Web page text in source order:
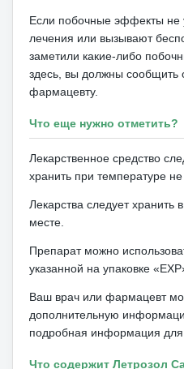
Если побочные эффекты не
лечения или вызывают
заметили какие-либо
здесь, вы должны сообщить
фармацевту.
Что еще нужно отметить?
Лекарственное средство
хранить при температуре
Лекарства следует хранить
месте.
Препарат можно
указанной на упаковке
Ваш врач или фармацевт
дополнительную
подробная информация для
Что содержит Летрозол